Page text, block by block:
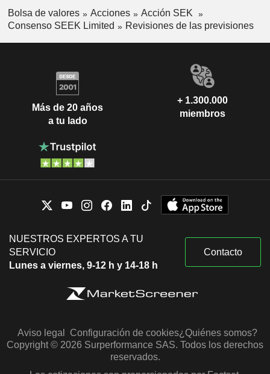
Bolsa de valores Acciones
Acción SEK
Consenso SEEK Limited
Revisiones de las previsiones
Más de 20 años
a tu lado
+ 1.300.000
miembros
NUESTROS EXPERTOS A TU
SERVICIO
Lunes a viernes, 9-12 h y 14-18 h
Contacto
Aviso legal Configuración de cookies¿Quiénes somos?
Copyright © 2026 Surperformance SAS. Todos los derechos
reservados.